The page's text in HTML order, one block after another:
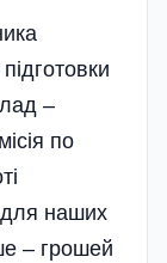
–
по
для наших
– грошей